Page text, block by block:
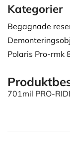
Kategorier
Begagnade
Polaris Pro-rmk
701mil PRO-